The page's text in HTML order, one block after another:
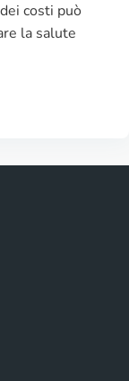
costi può
la salute